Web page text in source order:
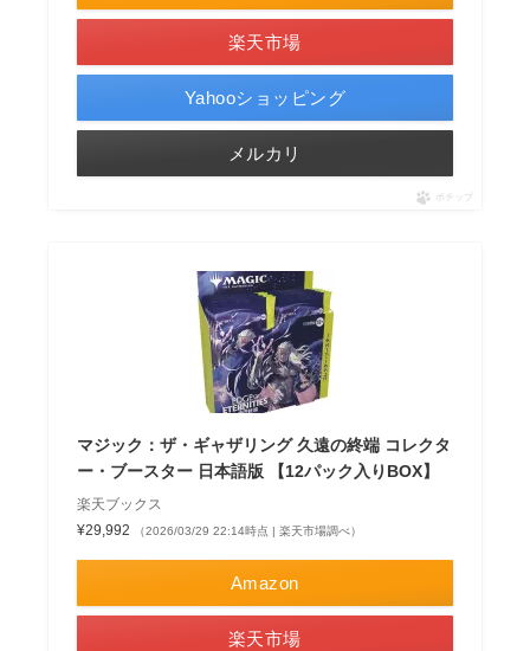
楽天市場
Yahooショッピング
メルカリ
ポチップ
マジック：ザ・ギャザリング 久遠の終端 コレクタ
ー・ブースター 日本語版 【12パック入りBOX】
楽天ブックス
¥29,992
（2026/03/29 22:14時点 | 楽天市場調べ）
Amazon
楽天市場